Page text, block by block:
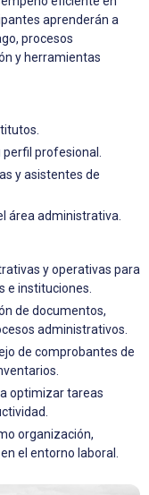
aprenderán a
procesos
y herramientas
profesional.
y asistentes de
área administrativa.
y operativas para
e instituciones.
de documentos,
administrativos.
de comprobantes de
optimizar tareas
organización,
el entorno laboral.